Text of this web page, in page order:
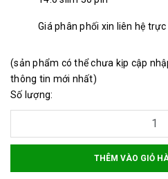
Giá phân phối xin liên hệ trực
(sản phẩm có thể chưa kịp cập
thông tin mới nhất)
Số lượng:
THÊM VÀO GIỎ